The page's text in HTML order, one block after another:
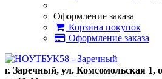
Оформление заказа
Корзина покупок
Оформление заказа
г. Заречный, ул. Комсомольская 1,